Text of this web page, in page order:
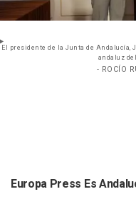
El presidente de la Junta de Andalucía,
andaluz
- ROCÍO
Europa Press Es